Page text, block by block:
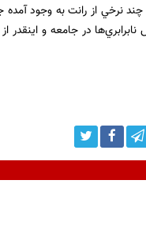
نرخي از رانت به وجود
در جامعه و اينقدر